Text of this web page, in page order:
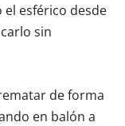
esférico desde
sin
de forma
en balón a